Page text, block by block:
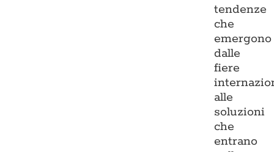
tendenze
che
emergono
dalle
fiere
alle
soluzioni
che
entrano